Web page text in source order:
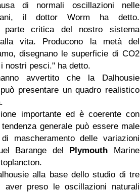
di normali oscillazioni nelle
il dottor Worm ha detto.
parte critica del nostro sistema
vita. Producono la metà del
disegnano le superficie di CO2
nostri pesci." ha detto.
avvertito che la Dalhousie
presentare un quadro realistico
importante ed è coerente con
generale può essere male
mascheramento delle variazioni
Barange del Plymouth Marine
alla base dello studio di tre
aver preso le oscillazioni naturali